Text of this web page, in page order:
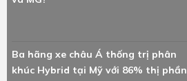
Ba hãng xe châu Á thống trị phân
khúc Hybrid tại Mỹ với 86% thị phần